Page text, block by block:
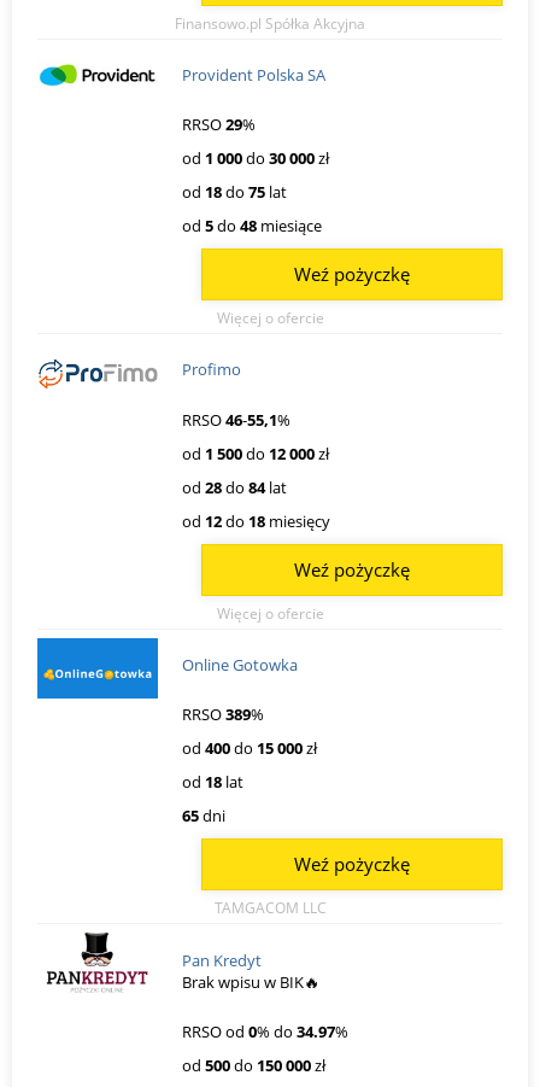
Finansowo.pl Spółka Akcyjna
Provident Polska SA
RRSO29%
od 1 000do 30 000zł
od 18do 75 lat
od 5do 48 miesiące
Więcej o ofercie
Weź pożyczkę
Profimo
RRSO46-55,1%
od 1 500do 12 000zł
od 28do 84lat
od 12do 18 miesięcy
Więcej o ofercie
Weź pożyczkę
Online Gotowka
RRSO389%
od 400do 15 000zł
od 18 lat
65dni
TAMGACOM LLC
Weź pożyczkę
Pan Kredyt
Brak wpisu w BIK🔥
RRSO od 0% do 34.97%
od 500do 150 000zł